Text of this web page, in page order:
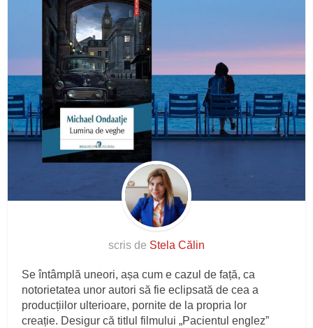
scris de Stela Călin
Se întâmplă uneori, așa cum e cazul de față, ca
notorietatea unor autori să fie eclipsată de cea a
producțiilor ulterioare, pornite de la propria lor
creație. Desigur că titlul filmului „Pacientul englez”